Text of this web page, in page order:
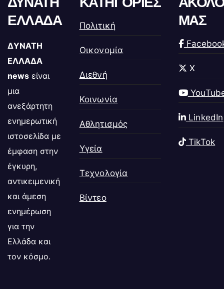
ΕΛΛΑΔΑ
ΔΥΝΑΤΗ
ΕΛΛΑΔΑ
news είναι
μια
ανεξάρτητη
ενημερωτική
ιστοσελίδα με
έμφαση στην
έγκυρη,
αντικειμενική
και άμεση
ενημέρωση
για την
Ελλάδα και
τον κόσμο.
Πολιτική
Οικονομία
Διεθνή
Κοινωνία
Αθλητισμός
Υγεία
Τεχνολογία
Βίντεο
ΜΑΣ
X
LinkedIn
TikTok